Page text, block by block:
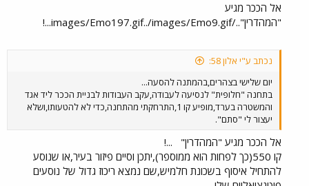
אל הככר מגיע
"המהדרין"../images/Emo197.gif../images/Emo9.gif...!
נכתב ע"י אלון 58:
יום שלישי בצהרים,בהמתנה להסעה...
בתחנה "חלופית" לנסיעה לעבודה,עקב העבודות לבניית הככר ליד אגד
והמשטרה בערד,מופיע קו 1,התרחקתי מהתחנה,כדי לא להטעותו,ושלא
יעצור לי "סתם".
אל הככר מגיע "המהדרין"
...!
קו 550(כך לפחות הוא ממוספר),יתכן וסיים פיזור בעיר,או שנוסע
להתחיל איסוף בשכונת חלמיש,שם נמצא ריכוז גדול של נוסעים